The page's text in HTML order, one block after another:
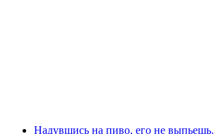
Надувшись на пиво, его не выпьешь.